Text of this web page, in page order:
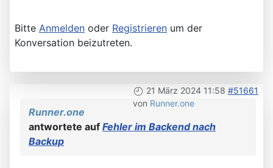
Bitte Anmelden oder Registrieren um der
Konversation beizutreten.
21 März 2024 11:58 #51661
von Runner.one
Runner.one
antwortete auf Fehler im Backend nach
Backup